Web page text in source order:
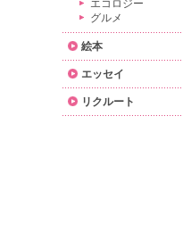
エコロジー
グルメ
絵本
エッセイ
リクルート